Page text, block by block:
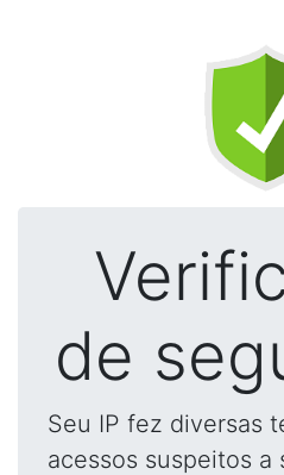
de
Seu IP fez diversas
acessos suspeitos a